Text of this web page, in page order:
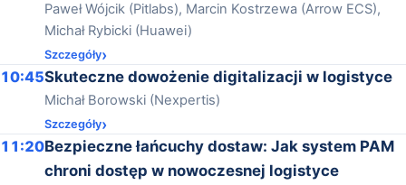
Paweł Wójcik (Pitlabs), Marcin Kostrzewa (Arrow ECS),
Michał Rybicki (Huawei)
Szczegóły
10:45Skuteczne dowożenie digitalizacji w logistyce
Michał Borowski (Nexpertis)
Szczegóły
11:20Bezpieczne łańcuchy dostaw: Jak system PAM
chroni dostęp w nowoczesnej logistyce